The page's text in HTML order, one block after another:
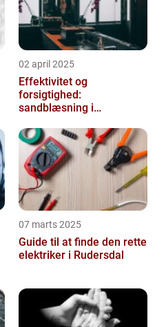
02 april 2025
Effektivitet og
forsigtighed:
sandblæsning i
07 marts 2025
Guide til at finde den rette
elektriker i Rudersdal